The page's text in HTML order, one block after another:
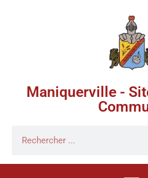
Maniquerville -